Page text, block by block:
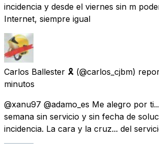
incidencia y desde el viernes sin m
Internet, siempre igual
Carlos Ballester 🎗 (@carlos_cjbm)
minutos
@xanu97 @adamo_es Me alegro por
semana sin servicio y sin fecha de
incidencia. La cara y la cruz... del